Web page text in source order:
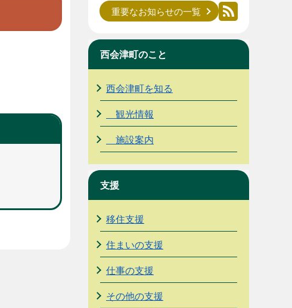
重要なお知らせの一覧
西会津町のこと
西会津町を知る
観光情報
施設案内
支援
移住支援
住まいの支援
仕事の支援
その他の支援